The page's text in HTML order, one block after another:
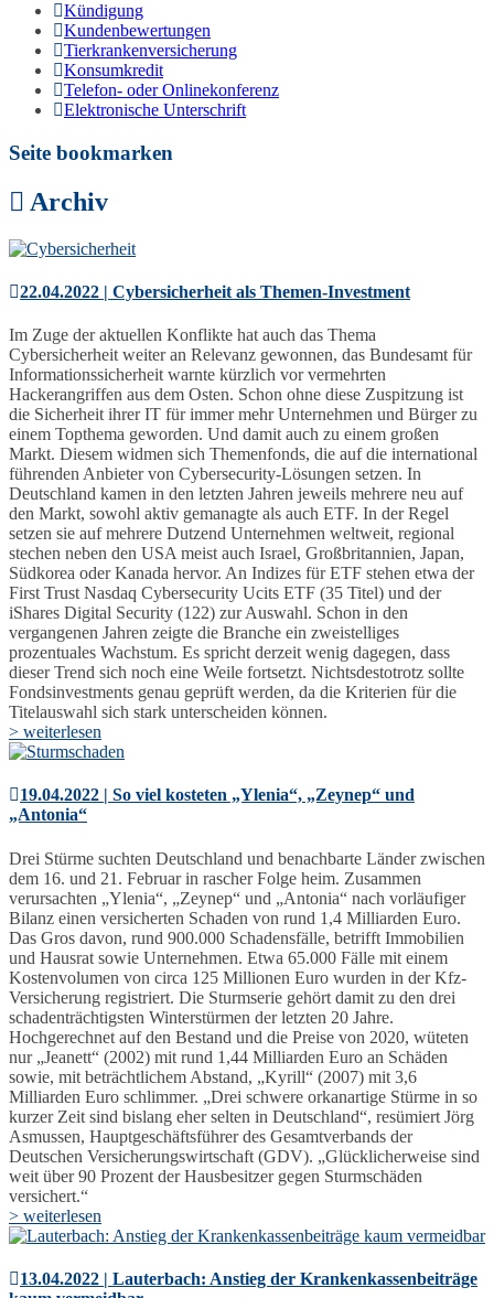
Kündigung
Kundenbewertungen
Tierkrankenversicherung
Konsumkredit
Telefon- oder Onlinekonferenz
Elektronische Unterschrift
Seite bookmarken
Archiv
22.04.2022 | Cybersicherheit als Themen-Investment
Im Zuge der aktuellen Konflikte hat auch das Thema
Cybersicherheit weiter an Relevanz gewonnen, das Bundesamt für
Informationssicherheit warnte kürzlich vor vermehrten
Hackerangriffen aus dem Osten. Schon ohne diese Zuspitzung ist
die Sicherheit ihrer IT für immer mehr Unternehmen und Bürger zu
einem Topthema geworden. Und damit auch zu einem großen
Markt. Diesem widmen sich Themenfonds, die auf die international
führenden Anbieter von Cybersecurity-Lösungen setzen. In
Deutschland kamen in den letzten Jahren jeweils mehrere neu auf
den Markt, sowohl aktiv gemanagte als auch ETF. In der Regel
setzen sie auf mehrere Dutzend Unternehmen weltweit, regional
stechen neben den USA meist auch Israel, Großbritannien, Japan,
Südkorea oder Kanada hervor. An Indizes für ETF stehen etwa der
First Trust Nasdaq Cybersecurity Ucits ETF (35 Titel) und der
iShares Digital Security (122) zur Auswahl. Schon in den
vergangenen Jahren zeigte die Branche ein zweistelliges
prozentuales Wachstum. Es spricht derzeit wenig dagegen, dass
dieser Trend sich noch eine Weile fortsetzt. Nichtsdestotrotz sollte
Fondsinvestments genau geprüft werden, da die Kriterien für die
Titelauswahl sich stark unterscheiden können.
> weiterlesen
19.04.2022 | So viel kosteten „Ylenia“, „Zeynep“ und
„Antonia“
Drei Stürme suchten Deutschland und benachbarte Länder zwischen
dem 16. und 21. Februar in rascher Folge heim. Zusammen
verursachten „Ylenia“, „Zeynep“ und „Antonia“ nach vorläufiger
Bilanz einen versicherten Schaden von rund 1,4 Milliarden Euro.
Das Gros davon, rund 900.000 Schadensfälle, betrifft Immobilien
und Hausrat sowie Unternehmen. Etwa 65.000 Fälle mit einem
Kostenvolumen von circa 125 Millionen Euro wurden in der Kfz-
Versicherung registriert. Die Sturmserie gehört damit zu den drei
schadenträchtigsten Winterstürmen der letzten 20 Jahre.
Hochgerechnet auf den Bestand und die Preise von 2020, wüteten
nur „Jeanett“ (2002) mit rund 1,44 Milliarden Euro an Schäden
sowie, mit beträchtlichem Abstand, „Kyrill“ (2007) mit 3,6
Milliarden Euro schlimmer. „Drei schwere orkanartige Stürme in so
kurzer Zeit sind bislang eher selten in Deutschland“, resümiert Jörg
Asmussen, Hauptgeschäftsführer des Gesamtverbands der
Deutschen Versicherungswirtschaft (GDV). „Glücklicherweise sind
weit über 90 Prozent der Hausbesitzer gegen Sturmschäden
versichert.“
> weiterlesen
13.04.2022 | Lauterbach: Anstieg der Krankenkassenbeiträge